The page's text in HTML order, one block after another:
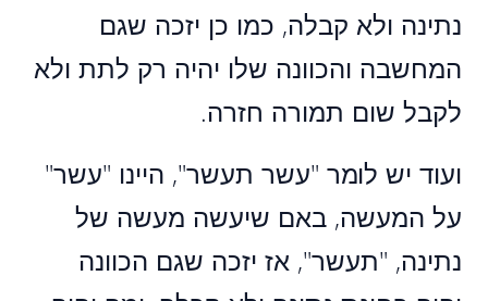
נתינה ולא קבלה, כמו כן יזכה שגם
המחשבה והכוונה שלו יהיה רק לתת ולא
לקבל שום תמורה חזרה.
ועוד יש לומר "עשר תעשר", היינו "עשר"
על המעשה, באם שיעשה מעשה של
נתינה, "תעשר", אז יזכה שגם הכוונה